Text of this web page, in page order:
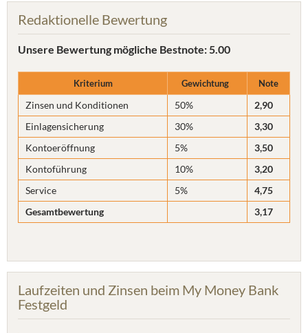
Redaktionelle Bewertung
Unsere Bewertung mögliche Bestnote: 5.00
Kriterium Gewichtung Note
Zinsen und Konditionen 50%
2,90
Einlagensicherung
30%
3,30
Kontoeröffnung
5%
3,50
Kontoführung
10%
3,20
Service
5%
4,75
Gesamtbewertung
3,17
Laufzeiten und Zinsen beim My Money Bank
Festgeld